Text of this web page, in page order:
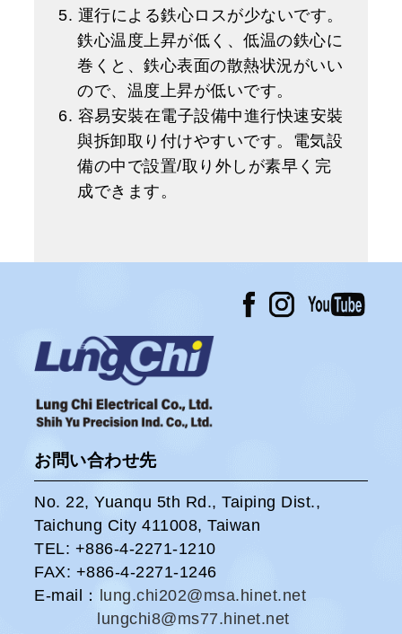
5. 運行による鉄心ロスが少ないです。
鉄心温度上昇が低く、低温の鉄心に
巻くと、鉄心表面の散熱状況がいい
ので、温度上昇が低いです。
6. 容易安裝在電子設備中進行快速安裝
與拆卸取り付けやすいです。電気設
備の中で設置/取り外しが素早く完
成できます。
お問い合わせ先
No. 22, Yuanqu 5th Rd., Taiping Dist.,
Taichung City 411008, Taiwan
TEL: +886-4-2271-1210
FAX: +886-4-2271-1246
E-mail： lung.chi202@msa.hinet.net
lungchi8@ms77.hinet.net